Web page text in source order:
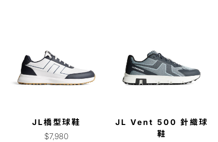
JL橋型球鞋
正
$7,980
JL Vent 500 針織球
鞋